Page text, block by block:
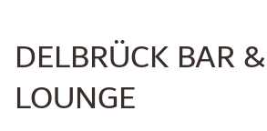
DELBRÜCK BAR &
LOUNGE